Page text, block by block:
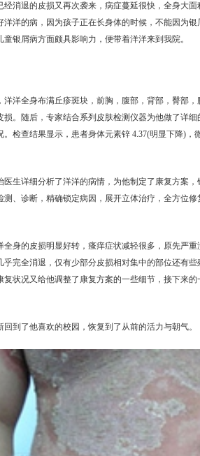
退的皮损又再次袭来，病症蔓延很快，全身大面
洋洋的病，因为孩子正在长身体的时候，不能因为
银屑病方面颇具影响力，便带着洋洋来到我院。
全身布满丘疹斑块，前胸，腹部，背部，臀部，
损。随后，专家结合系列皮肤检测仪器为他做了详
。检查结果显示，患者身体元素锌 4.37(明显下降)
详细分析了洋洋的病情，为他制定了康复方案，
测、诊断，精确锁定病因，展开立体治疗，全方位
的皮损明显好转，瘙痒症状减轻很多，原先严重
乎完全消退，仅有少部分皮损相对集中的部位还有
复状况又给他调整了康复方案的一些细节，接下来
了他喜欢的校园，恢复到了从前的活力与朝气。